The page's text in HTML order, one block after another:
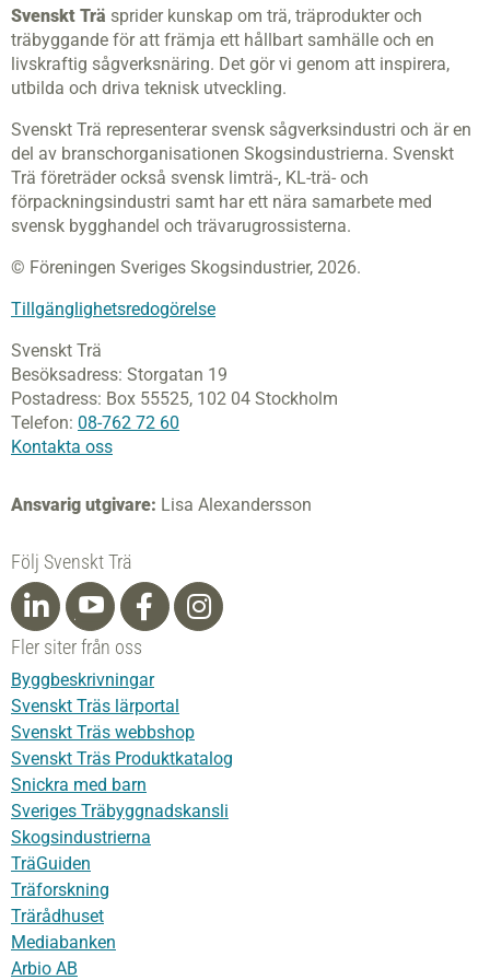
Svenskt Trä sprider kunskap om trä, träprodukter och
träbyggande för att främja ett hållbart samhälle och en
livskraftig sågverksnäring. Det gör vi genom att inspirera,
utbilda och driva teknisk utveckling.
Svenskt Trä representerar svensk sågverksindustri och är en
del av branschorganisationen Skogsindustrierna. Svenskt
Trä företräder också svensk limträ-, KL-trä- och
förpackningsindustri samt har ett nära samarbete med
svensk bygghandel och trävarugrossisterna.
© Föreningen Sveriges Skogsindustrier, 2026.
Tillgänglighetsredogörelse
Svenskt Trä
Besöksadress: Storgatan 19
Postadress: Box 55525, 102 04 Stockholm
Telefon: 08-762 72 60
Kontakta oss
Ansvarig utgivare: Lisa Alexandersson
Följ Svenskt Trä
Fler siter från oss
Byggbeskrivningar
Svenskt Träs lärportal
Svenskt Träs webbshop
Svenskt Träs Produktkatalog
Snickra med barn
Sveriges Träbyggnadskansli
Skogsindustrierna
TräGuiden
Träforskning
Trärådhuset
Mediabanken
Arbio AB